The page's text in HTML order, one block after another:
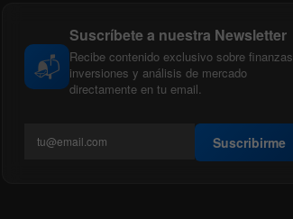
📬
Suscríbete a nuestra Newsletter
Recibe contenido exclusivo sobre finanzas,
inversiones y análisis de mercado
directamente en tu email.
Suscribirme